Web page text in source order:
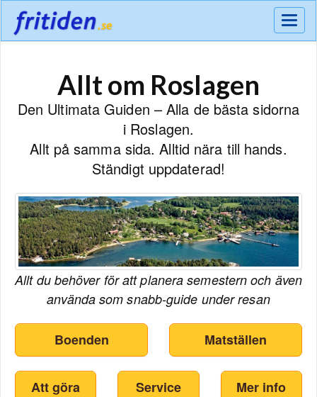
Meny
Allt om Roslagen
Den Ultimata Guiden – Alla de bästa sidorna
i Roslagen.
Allt på samma sida. Alltid nära till hands.
Ständigt uppdaterad!
Allt du behöver för att planera semestern och även
använda som snabb-guide under resan
Boenden Matställen
Att göra Service Mer info